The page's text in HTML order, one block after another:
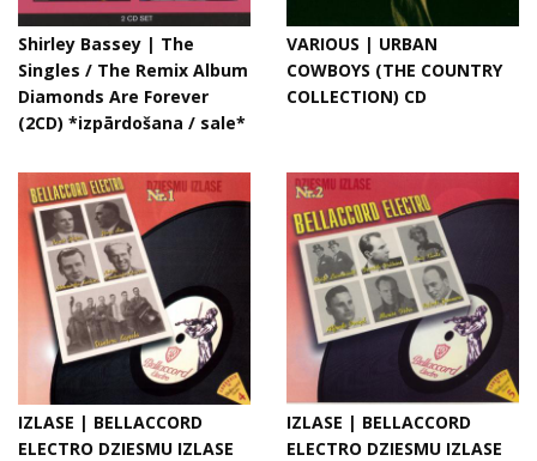
Shirley Bassey | The
Singles / The Remix Album
Diamonds Are Forever
(2CD) *izpārdošana / sale*
VARIOUS | URBAN
COWBOYS (THE COUNTRY
COLLECTION) CD
IZLASE | BELLACCORD
ELECTRO DZIESMU IZLASE
IZLASE | BELLACCORD
ELECTRO DZIESMU IZLASE